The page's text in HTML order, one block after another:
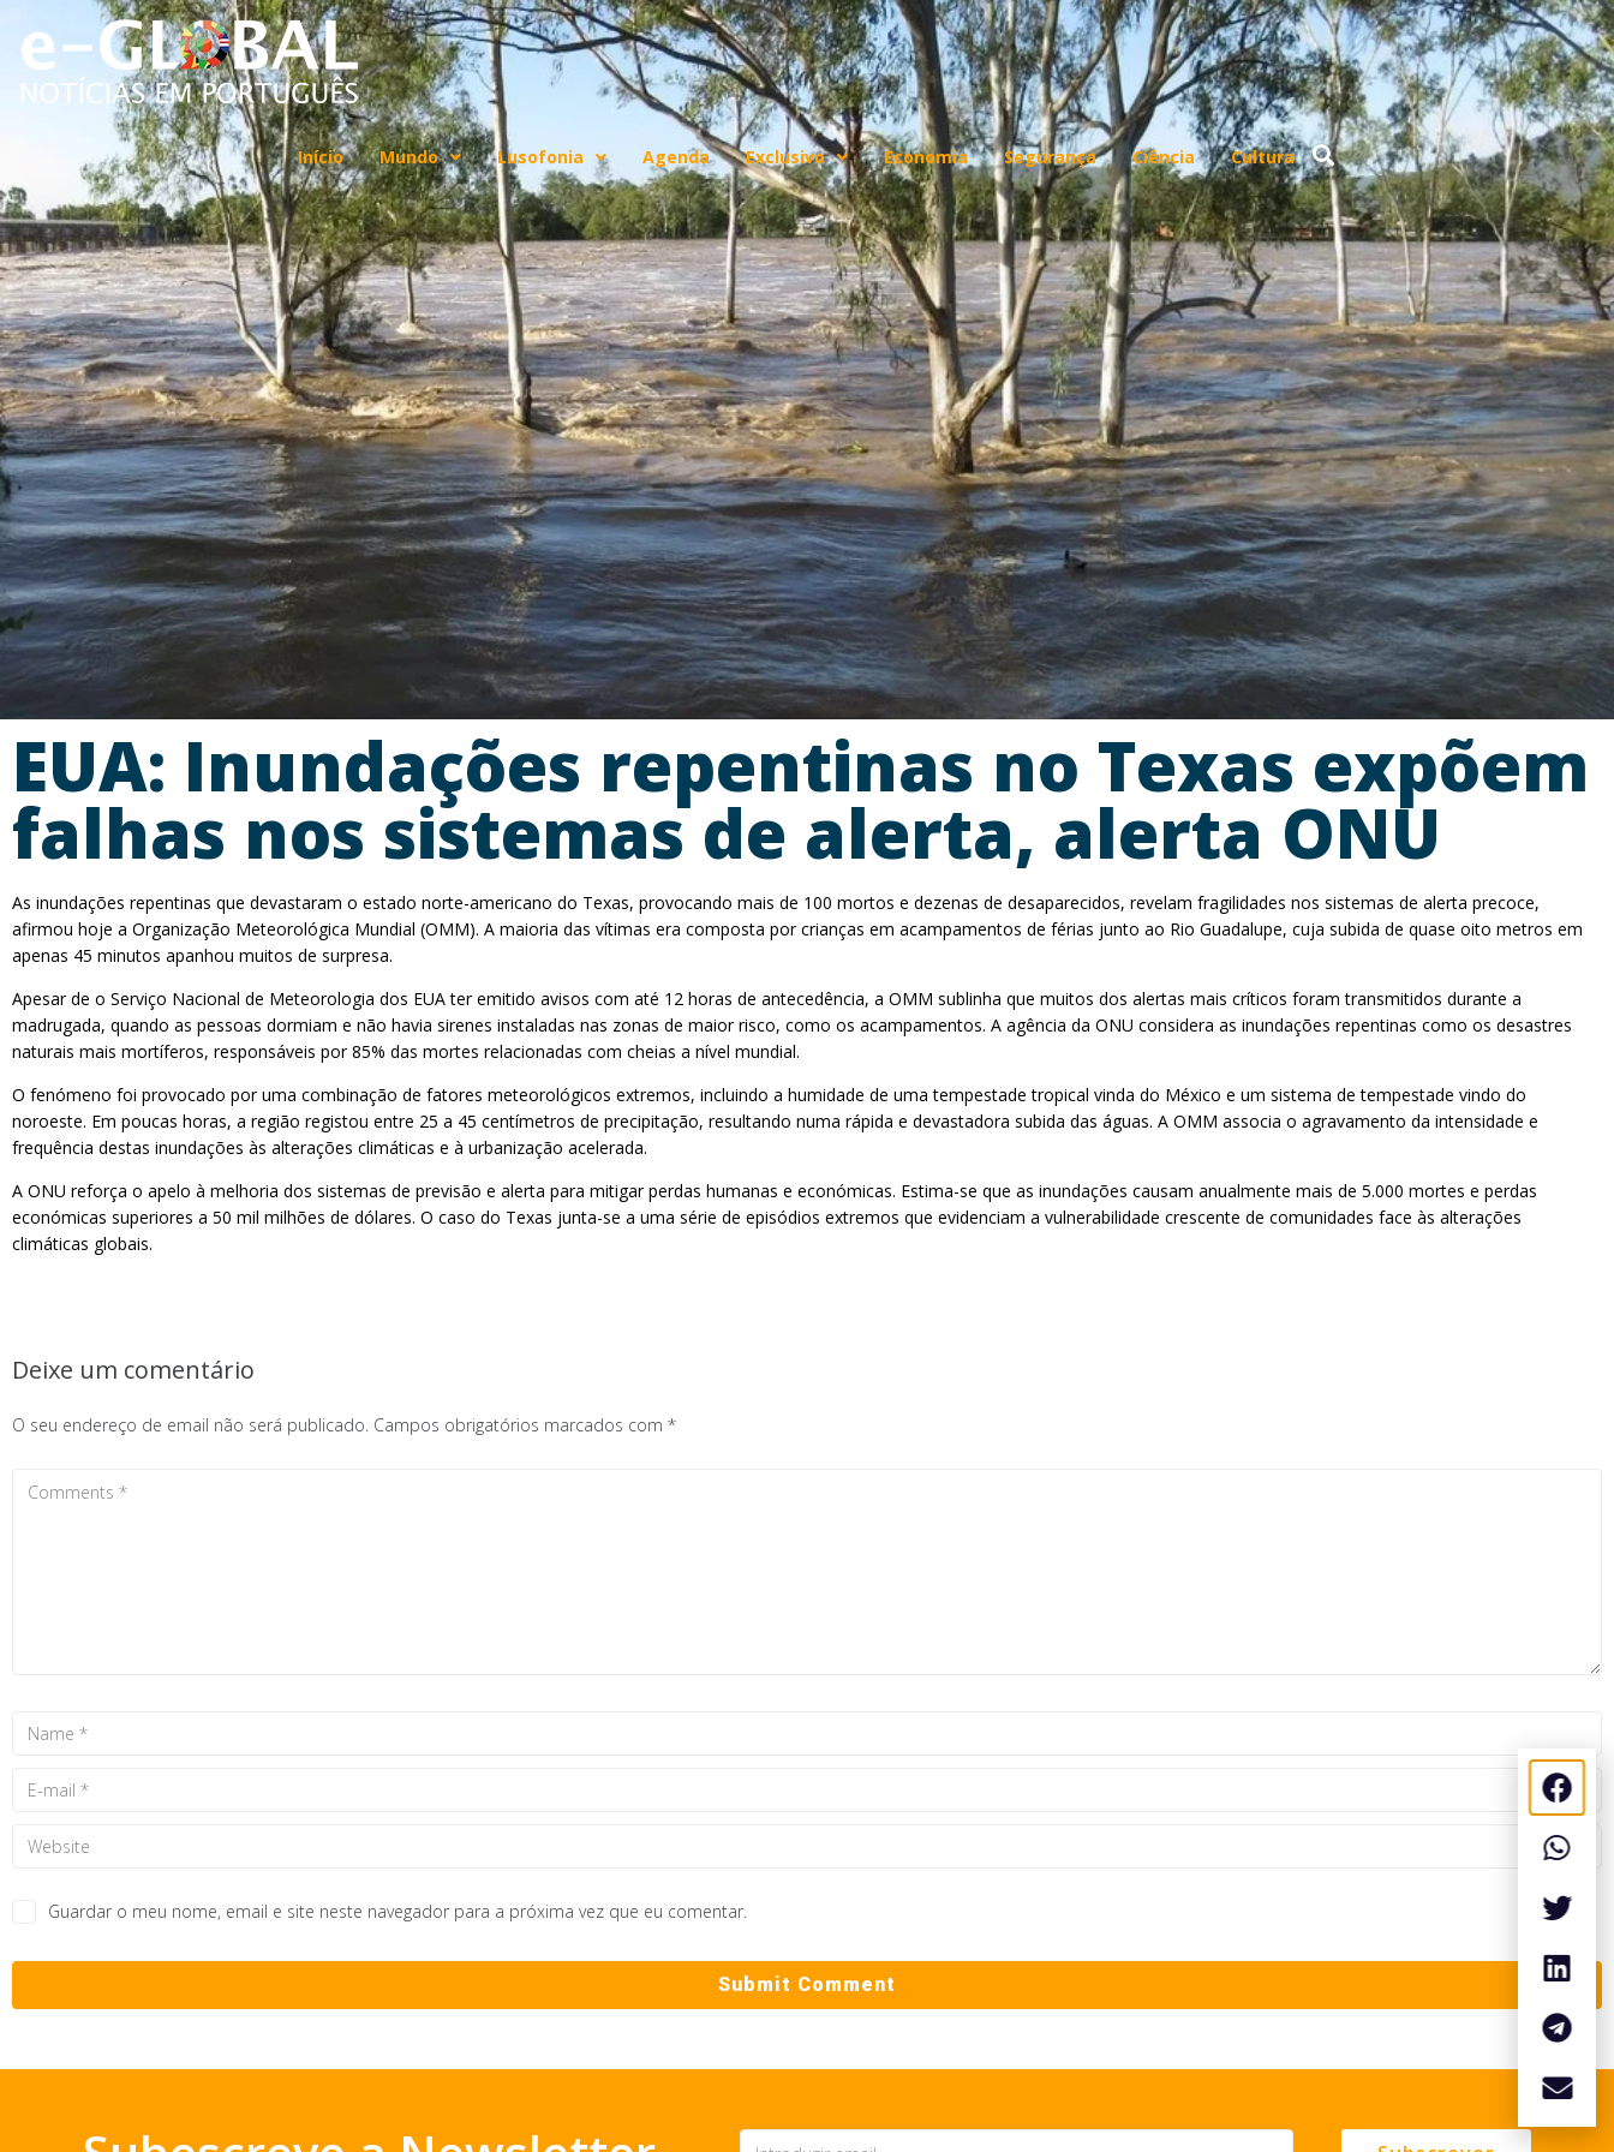
Início Mundo Lusofonia Agenda Exclusivo Economia Segurança Ciência Cultura
EUA: Inundações repentinas no Texas expõem
falhas nos sistemas de alerta, alerta ONU
As inundações repentinas que devastaram o estado norte-americano do Texas, provocando mais de 100 mortos e dezenas de desaparecidos, revelam fragilidades nos sistemas de alerta precoce,
afirmou hoje a Organização Meteorológica Mundial (OMM). A maioria das vítimas era composta por crianças em acampamentos de férias junto ao Rio Guadalupe, cuja subida de quase oito metros em
apenas 45 minutos apanhou muitos de surpresa.
Apesar de o Serviço Nacional de Meteorologia dos EUA ter emitido avisos com até 12 horas de antecedência, a OMM sublinha que muitos dos alertas mais críticos foram transmitidos durante a
madrugada, quando as pessoas dormiam e não havia sirenes instaladas nas zonas de maior risco, como os acampamentos. A agência da ONU considera as inundações repentinas como os desastres
naturais mais mortíferos, responsáveis por 85% das mortes relacionadas com cheias a nível mundial.
O fenómeno foi provocado por uma combinação de fatores meteorológicos extremos, incluindo a humidade de uma tempestade tropical vinda do México e um sistema de tempestade vindo do
noroeste. Em poucas horas, a região registou entre 25 a 45 centímetros de precipitação, resultando numa rápida e devastadora subida das águas. A OMM associa o agravamento da intensidade e
frequência destas inundações às alterações climáticas e à urbanização acelerada.
A ONU reforça o apelo à melhoria dos sistemas de previsão e alerta para mitigar perdas humanas e económicas. Estima-se que as inundações causam anualmente mais de 5.000 mortes e perdas
económicas superiores a 50 mil milhões de dólares. O caso do Texas junta-se a uma série de episódios extremos que evidenciam a vulnerabilidade crescente de comunidades face às alterações
climáticas globais.
Deixe um comentário
O seu endereço de email não será publicado. Campos obrigatórios marcados com *
Guardar o meu nome, email e site neste navegador para a próxima vez que eu comentar.